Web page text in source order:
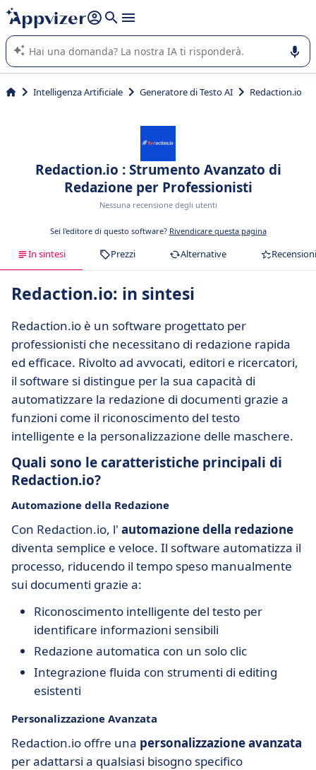
righe con
shift + enter
L'IA di Appvizer vi guida nell'utilizzo o nella scelta di un
software SaaS per la vostra azienda.
Intelligenza Artificiale Generatore di Testo AI Redaction.io
Redaction.io : Strumento Avanzato di
Redazione per Professionisti
Nessuna recensione degli utenti
Sei l'editore di questo software? Rivendicare questa pagina
In sintesi Prezzi Alternative Recensioni
Redaction.io: in sintesi
Redaction.io è un software progettato per
professionisti che necessitano di redazione rapida
ed efficace. Rivolto ad avvocati, editori e ricercatori,
il software si distingue per la sua capacità di
automatizzare la redazione di documenti grazie a
funzioni come il riconoscimento del testo
intelligente e la personalizzazione delle maschere.
Quali sono le caratteristiche principali di
Redaction.io?
Automazione della Redazione
Con Redaction.io, l' automazione della redazione
diventa semplice e veloce. Il software automatizza il
processo, riducendo il tempo speso manualmente
sui documenti grazie a:
Riconoscimento intelligente del testo per
identificare informazioni sensibili
Redazione automatica con un solo clic
Integrazione fluida con strumenti di editing
esistenti
Personalizzazione Avanzata
Redaction.io offre una personalizzazione avanzata
per adattarsi a qualsiasi bisogno specifico